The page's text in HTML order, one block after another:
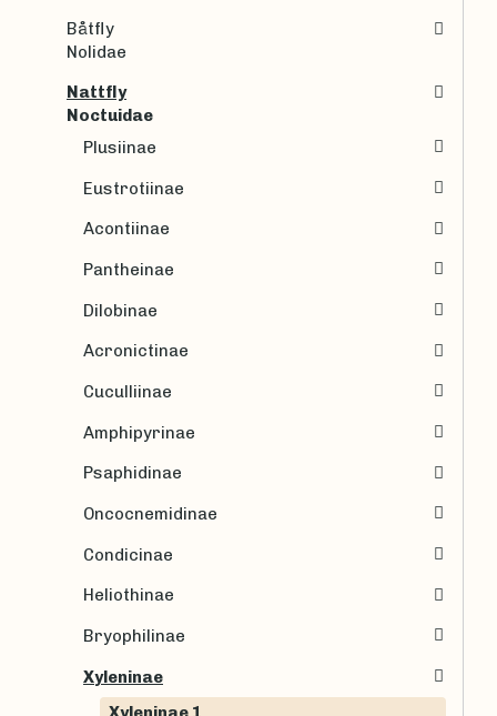
Båtfly
Nolidae
Nattfly
Noctuidae
Plusiinae
Eustrotiinae
Acontiinae
Pantheinae
Dilobinae
Acronictinae
Cuculliinae
Amphipyrinae
Psaphidinae
Oncocnemidinae
Condicinae
Heliothinae
Bryophilinae
Xyleninae